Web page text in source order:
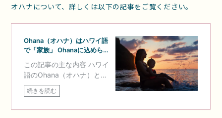
オハナについて、詳しくは以下の記事をご覧ください。